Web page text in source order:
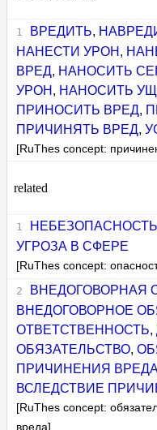
ВРЕДИТЬ,
НАНЕСТИ УРОН ,
ВРЕД, НАНОСИТЬ
УРОН , НАНОСИТЬ
ПРИНОСИТЬ ВРЕД,
ПРИЧИНЯТЬ ВРЕД,
[RuThes concept:
related
НЕБЕЗОПАСНОСТЬ
УГРОЗА В СФЕРЕ
[RuThes concept:
ВНЕДОГОВОРНАЯ
ВНЕДОГОВОРНОЕ
ОТВЕТСТВЕННОСТЬ,
ОБЯЗАТЕЛЬСТВО,
ПРИЧИНЕНИЯ
ВСЛЕДСТВИЕ
[RuThes concept:
вреда]